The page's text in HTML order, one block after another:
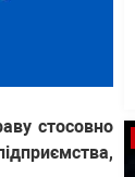
стосовно